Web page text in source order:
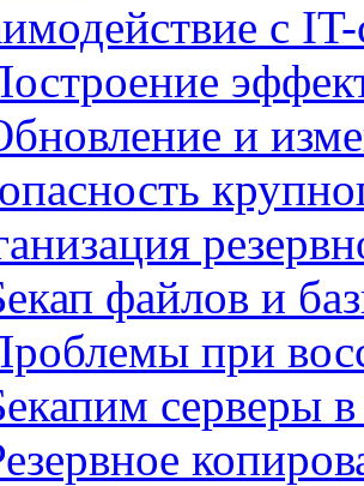
с
и
файлов и
при
серверы